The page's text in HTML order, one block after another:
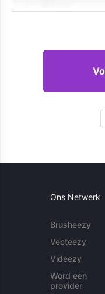
Ons Netwerk
Brusheezy
Vecteezy
Videezy
Word een
provider